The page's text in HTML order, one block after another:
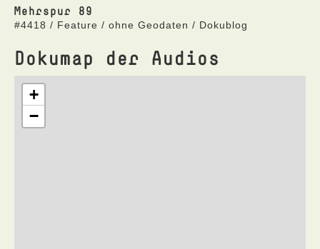
Mehrspur 89
#4418 / Feature / ohne Geodaten / Dokublog
Dokumap der Audios